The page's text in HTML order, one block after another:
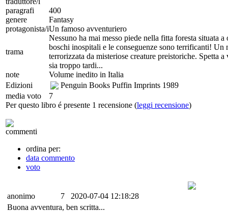
paragrafi
400
genere
Fantasy
protagonista/iUn famoso avventuriero
trama
Nessuno ha mai messo piede nella fitta foresta situata
boschi inospitali e le conseguenze sono terrificanti!
terrorizzata da misteriose creature preistoriche. Spetta
sia troppo tardi...
note
Volume inedito in Italia
Edizioni
Penguin Books Puffin Imprints 1989
media voto
7
Per questo libro é presente 1 recensione (leggi recensione)
commenti
ordina per:
data commento
voto
anonimo 7
2020-07-04 12:18:28
Buona avventura, ben scritta...